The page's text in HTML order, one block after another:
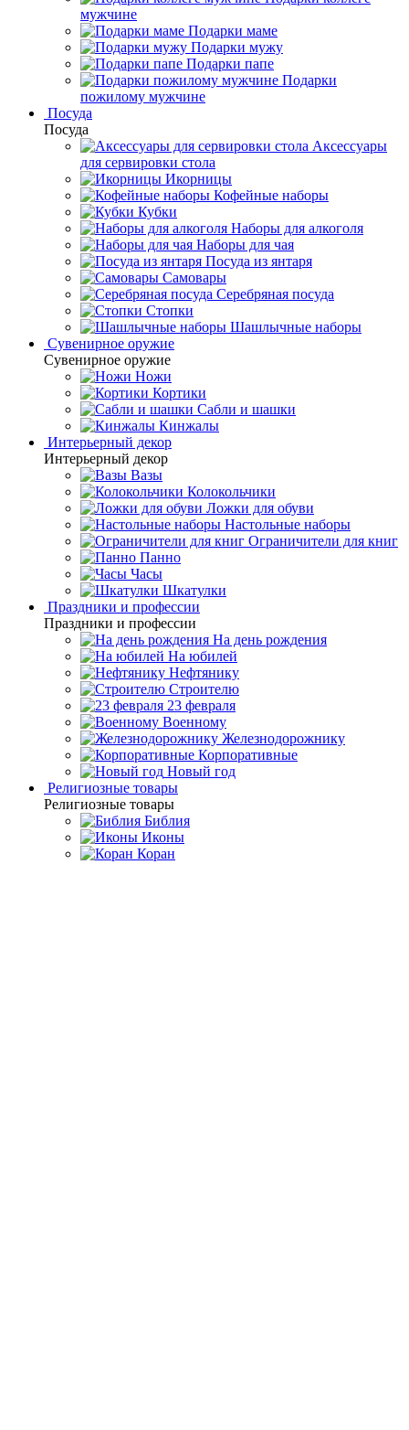
мужчине
Подарки маме
Подарки мужу
Подарки папе
Подарки
пожилому мужчине
Посуда
Посуда
Аксессуары
для сервировки стола
Икорницы
Кофейные наборы
Кубки
Наборы для алкоголя
Наборы для чая
Посуда из янтаря
Самовары
Серебряная посуда
Стопки
Шашлычные наборы
Сувенирное оружие
Сувенирное оружие
Ножи
Кортики
Сабли и шашки
Кинжалы
Интерьерный декор
Интерьерный декор
Вазы
Колокольчики
Ложки для обуви
Настольные наборы
Ограничители для книг
Панно
Часы
Шкатулки
Праздники и профессии
Праздники и профессии
На день рождения
На юбилей
Нефтянику
Строителю
23 февраля
Военному
Железнодорожнику
Корпоративные
Новый год
Религиозные товары
Религиозные товары
Библия
Иконы
Коран